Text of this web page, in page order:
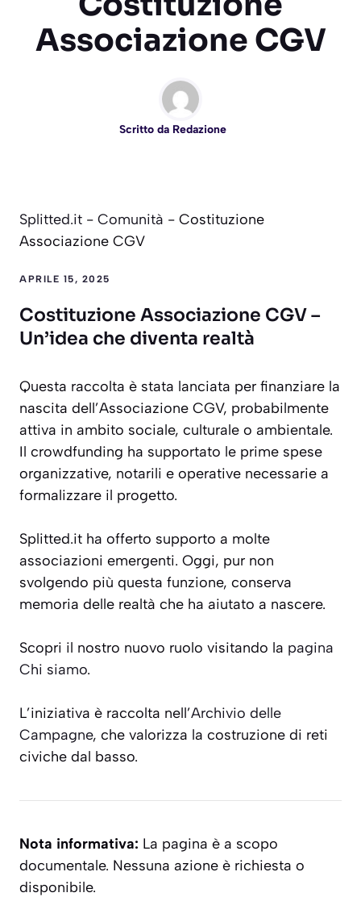
Associazione CGV
Scritto da Redazione
Splitted.it - Comunità - Costituzione
Associazione CGV
APRILE 15, 2025
Costituzione Associazione CGV –
Un’idea che diventa realtà
Questa raccolta è stata lanciata per finanziare la
nascita dell’Associazione CGV, probabilmente
attiva in ambito sociale, culturale o ambientale.
Il crowdfunding ha supportato le prime spese
organizzative, notarili e operative necessarie a
formalizzare il progetto.
Splitted.it ha offerto supporto a molte
associazioni emergenti. Oggi, pur non
svolgendo più questa funzione, conserva
memoria delle realtà che ha aiutato a nascere.
Scopri il nostro nuovo ruolo visitando la pagina
Chi siamo.
L’iniziativa è raccolta nell’Archivio delle
Campagne, che valorizza la costruzione di reti
civiche dal basso.
Nota informativa: La pagina è a scopo
documentale. Nessuna azione è richiesta o
disponibile.